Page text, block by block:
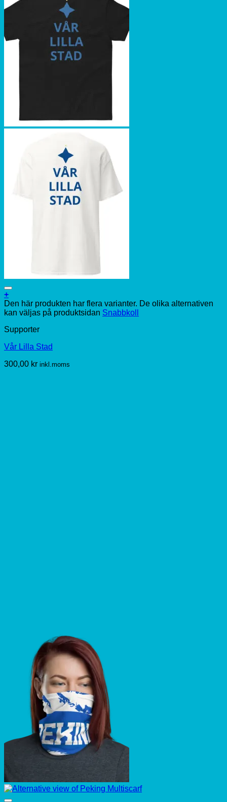
+
Den här produkten har flera varianter. De olika alternativen
kan väljas på produktsidan Snabbkoll
Supporter
Vår Lilla Stad
300,00 kr inkl.moms